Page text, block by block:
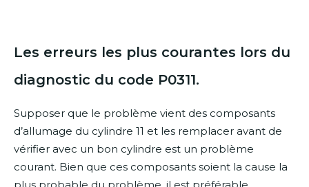
Les erreurs les plus courantes lors du
diagnostic du code P0311.
Supposer que le problème vient des composants
d’allumage du cylindre 11 et les remplacer avant de
vérifier avec un bon cylindre est un problème
courant. Bien que ces composants soient la cause la